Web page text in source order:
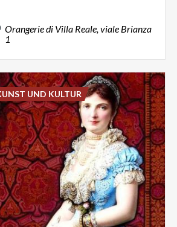
Orangerie di Villa Reale, viale Brianza
1
UND KULTUR